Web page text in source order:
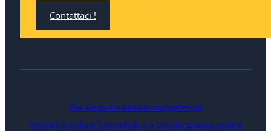
Contattaci !
Chi siamoLa nostra competenza
Impianto solare fotovoltaico a terraImpianto solare